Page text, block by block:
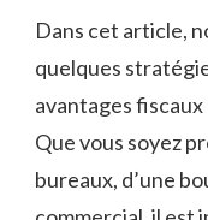
Dans cet article,
quelques‍
avantages fiscaux
Que⁣ vous soyez
bureaux, d’une